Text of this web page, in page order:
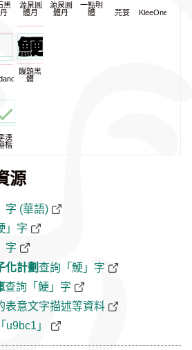
黑
源泉圓
體月
源泉圓
體丹
一點明
體
芫荽 KleeOne
饅頭黑
體
漢
楷
源
字 (華語)
」字
字
化計劃查詢「鯁」字
查詢「鯁」字
表意文字描述等資料
u9bc1」